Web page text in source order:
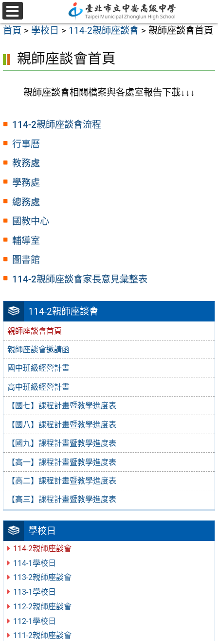
跳
至
主
內
選
單
首頁 > 學校日 > 114-2親師座談會 > 親師座談會首頁
114-2親師座談會
親師座談會首頁
親師座談會邀請函
國中班級經營計畫
高中班級經營計畫
【國七】課程計畫暨教學進度表
【國八】課程計畫暨教學進度表
【國九】課程計畫暨教學進度表
【高一】課程計畫暨教學進度表
【高二】課程計畫暨教學進度表
【高三】課程計畫暨教學進度表
學校日
114-2親師座談會
114-1學校日
113-2親師座談會
113-1學校日
112-2親師座談會
112-1學校日
111-2親師座談會
親師座談會首頁
親師座談會相關檔案與各處室報告下載↓↓↓
114-2親師座談會流程
行事曆
教務處
學務處
總務處
國教中心
輔導室
圖書館
114-2親師座談會家長意見彙整表